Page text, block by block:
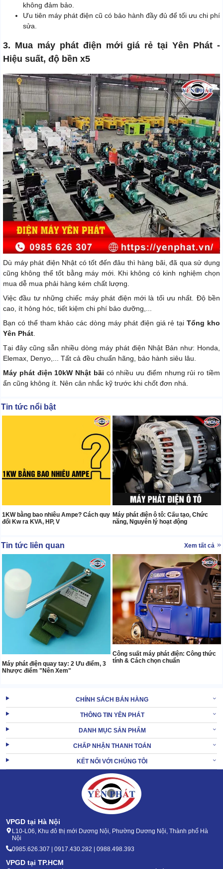
không đảm bảo.
Ưu tiên máy phát điện cũ có bảo hành đầy đủ để tối ưu chi phí
sửa.
3. Mua máy phát điện mới giá rẻ tại Yên Phát -
Hiệu suất, độ bền x5
Dù máy phát điện Nhật có tốt đến đâu thì hàng bãi, đã qua sử dụng
cũng không thể tốt bằng máy mới. Khi không có kinh nghiệm chọn
mua dễ mua phải hàng kém chất lượng.
Việc đầu tư những chiếc máy phát điện mới là tối ưu nhất. Độ bền
cao, ít hỏng hóc, tiết kiệm chi phí bảo dưỡng,...
Bạn có thể tham khảo các dòng máy phát điện giá rẻ tạiTổng kho
Yên Phát
Tại đây cũng sẵn nhiều dòng máy phát điện Nhật Bản như: Honda,
Elemax, Denyo,... Tất cả đều chuẩn hãng, bảo hành siêu lâu.
Máy phát điện 10kW Nhật bãi có nhiều ưu điểm nhưng rủi ro tiềm
ẩn cũng không ít. Nên cân nhắc kỹ trước khi chốt đơn nhá.
Tin tức nổi bật
1KW bằng bao nhiêu Ampe? Cách quy
đổi Kw ra KVA, HP, V
Máy phát điện ô tô: Cấu tạo, Chức
năng, Nguyên lý hoạt động
Tin tức liên quan Xem tất cả
Máy phát điện quay tay: 2 Ưu điểm, 3
Nhược điểm "Nên Xem"
Công suất máy phát điện: Công thức
tính & Cách chọn chuẩn
CHÍNH SÁCH BÁN HÀNG
THÔNG TIN YÊN PHÁT
DANH MỤC SẢN PHẨM
CHẤP NHẬN THANH TOÁN
KẾT NỐI VỚI CHÚNG TÔI
VPGD tại Hà Nội
L10-L06, Khu đô thị mới Dương Nội, Phường Dương Nội, Thành phố Hà
Nội
0985.626.307 | 0917.430.282 | 0988.498.393
VPGD tại TP.HCM